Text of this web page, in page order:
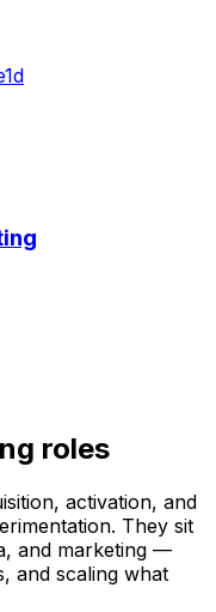
1d
roles
activation, and
They sit
and marketing —
and scaling what